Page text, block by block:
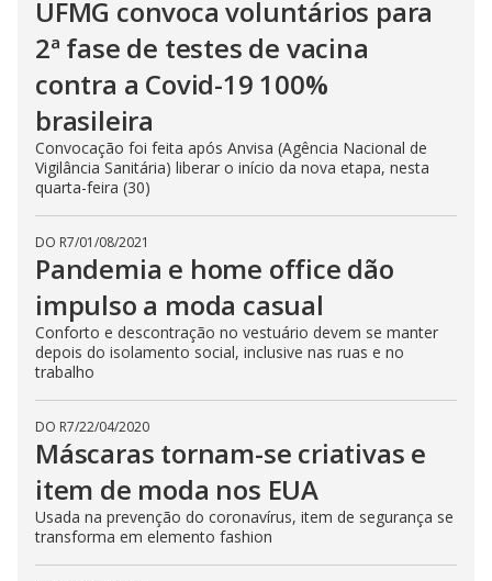
UFMG convoca voluntários para
2ª fase de testes de vacina
contra a Covid-19 100%
brasileira
Convocação foi feita após Anvisa (Agência Nacional de
Vigilância Sanitária) liberar o início da nova etapa, nesta
quarta-feira (30)
DO R7/01/08/2021
Pandemia e home office dão
impulso a moda casual
Conforto e descontração no vestuário devem se manter
depois do isolamento social, inclusive nas ruas e no
trabalho
DO R7/22/04/2020
Máscaras tornam-se criativas e
item de moda nos EUA
Usada na prevenção do coronavírus, item de segurança se
transforma em elemento fashion